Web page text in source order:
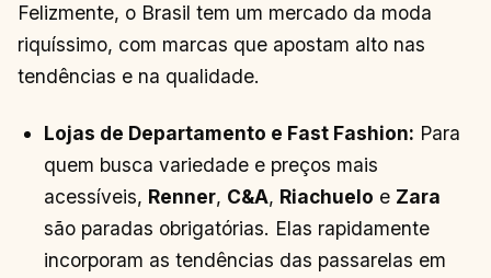
Felizmente, o Brasil tem um mercado da moda
riquíssimo, com marcas que apostam alto nas
tendências e na qualidade.
Lojas de Departamento e Fast Fashion: Para
quem busca variedade e preços mais
acessíveis, Renner, C&A, Riachuelo e Zara
são paradas obrigatórias. Elas rapidamente
incorporam as tendências das passarelas em